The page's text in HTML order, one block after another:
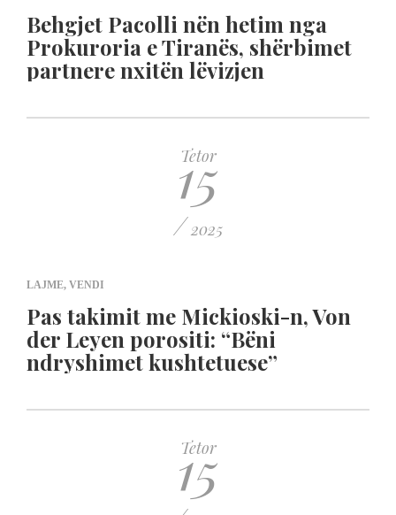
Behgjet Pacolli nën hetim nga
Prokuroria e Tiranës, shërbimet
partnere nxitën lëvizjen
Tetor
15
/ 2025
LAJME, VENDI
Pas takimit me Mickioski-n, Von
der Leyen porositi: “Bëni
ndryshimet kushtetuese”
Tetor
15